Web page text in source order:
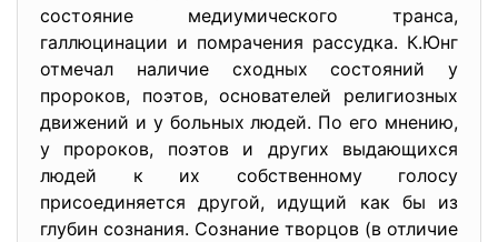
состояние медиумического транса,
галлюцинации и помрачения рассудка. К.Юнг
отмечал наличие сходных состояний у
пророков, поэтов, основателей религиозных
движений и у больных людей. По его мнению,
у пророков, поэтов и других выдающихся
людей к их собственному голосу
присоединяется другой, идущий как бы из
глубин сознания. Сознание творцов (в отличие